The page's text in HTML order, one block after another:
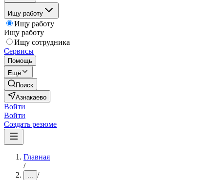
Ищу работу
Ищу работу
Ищу работу
Ищу сотрудника
Сервисы
Помощь
Ещё
Поиск
Азнакаево
Войти
Войти
Создать резюме
Главная
/
... /